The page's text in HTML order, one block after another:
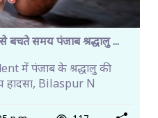
बचते समय पंजाब श्रद्धालु ...
में पंजाब के श्रद्धालु की
हादसा, Bilaspur N